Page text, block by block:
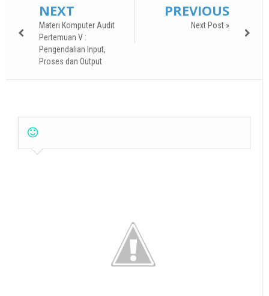
NEXT
Materi Komputer Audit
Pertemuan V :
Pengendalian Input,
Proses dan Output
PREVIOUS
Next Post »